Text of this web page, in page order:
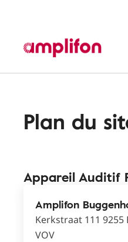
Plan du
Appareil Auditif
Amplifon
Kerkstraat 111
VOV